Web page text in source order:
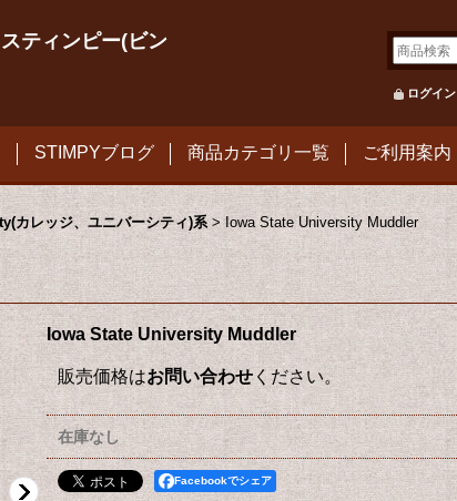
ティンピー(ビン
ログイン
STIMPYブログ 商品カテゴリ一覧 ご利用案内
カレッジ、ユニバーシティ)系 > Iowa State University Muddler
Iowa State University Muddler
販売価格はお問い合わせください。
在庫なし
Facebookでシェア